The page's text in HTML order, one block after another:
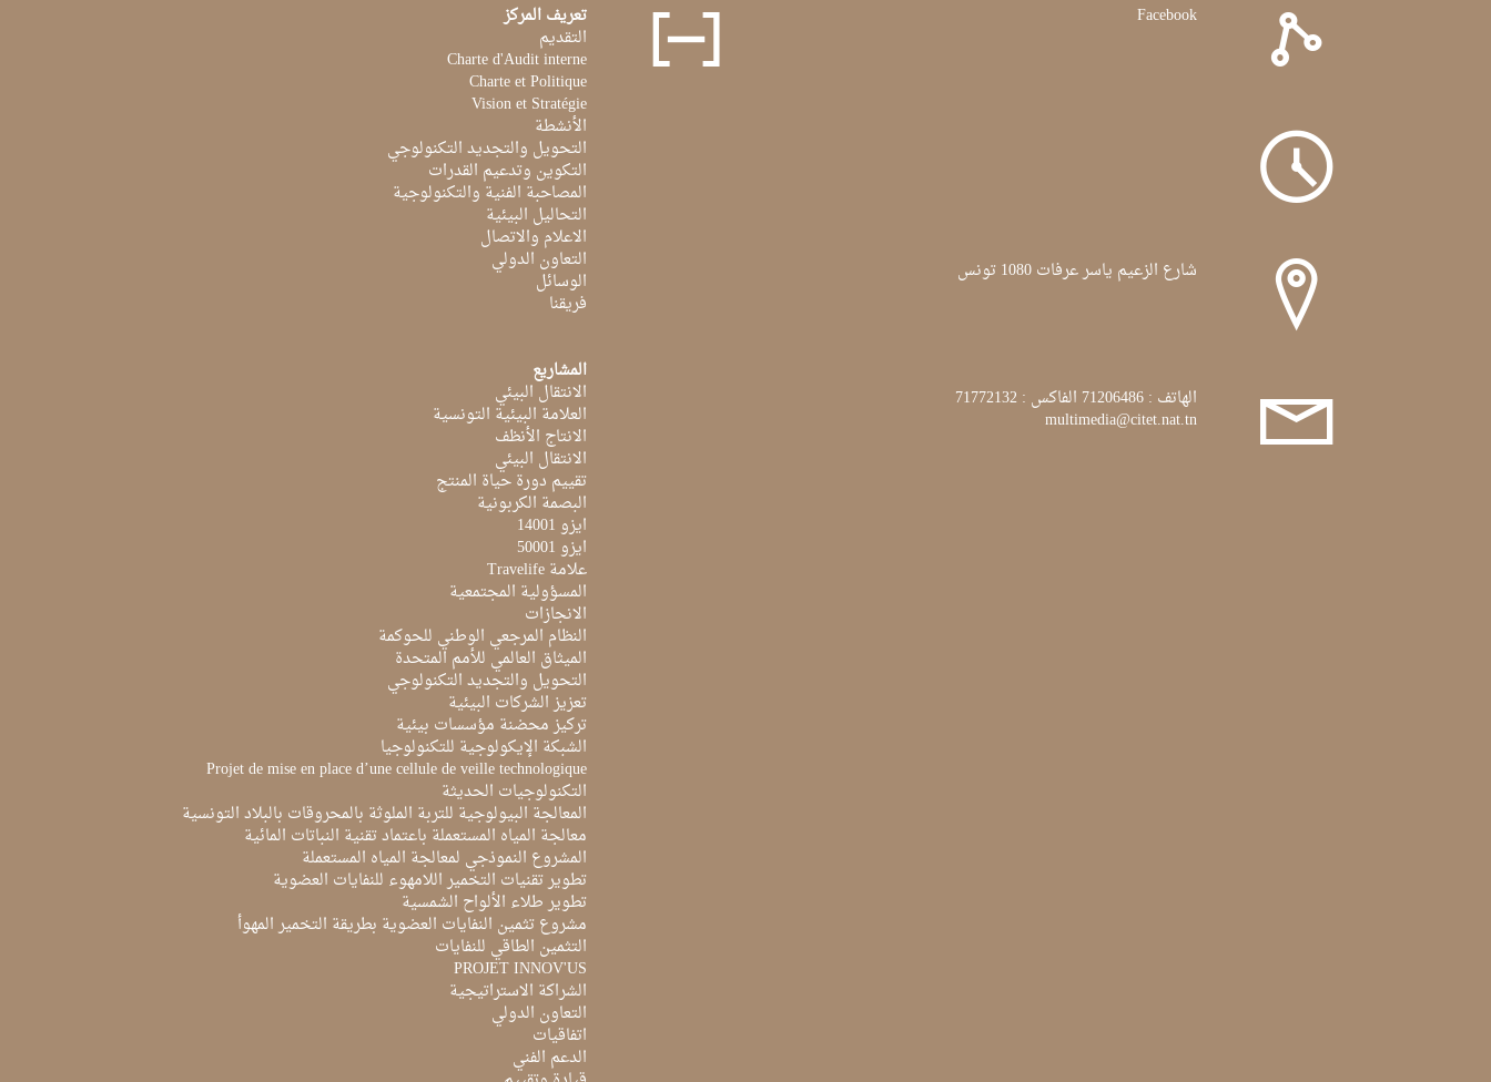
Facebook
شارع الزعيم ياسر عرفات 1080 تونس
الهاتف : 71206486 الفاكس : 71772132
multimedia@citet.nat.tn
تعريف المركز
التقديم
Charte d'Audit interne
Charte et Politique
Vision et Stratégie
الأنشطة
التحويل والتجديد التكنولوجي
التكوين وتدعيم القدرات
المصاحبة الفنية والتكنولوجية
التحاليل البيئية
الاعلام والاتصال
التعاون الدولي
الوسائل
فريقنا
المشاريع
الانتقال البيئي
العلامة البيئية التونسية
الانتاج الأنظف
الانتقال البيئي
تقييم دورة حياة المنتج
البصمة الكربونية
ايزو 14001
ايزو 50001
علامة Travelife
المسؤولية المجتمعية
الانجازات
النظام المرجعي الوطني للحوكمة
الميثاق العالمي للأمم المتحدة
التحويل والتجديد التكنولوجي
تعزيز الشركات البيئية
تركيز محضنة مؤسسات بيئية
الشبكة الإيكولوجية للتكنولوجيا
Projet de mise en place d’une cellule de veille technologique
التكنولوجيات الحديثة
المعالجة البيولوجية للتربة الملوثة بالمحروقات بالبلاد التونسية
معالجة المياه المستعملة باعتماد تقنية النباتات المائية
المشروع النموذجي لمعالجة المياه المستعملة
تطوير تقنيات التخمير اللامهوء للنفايات العضوية
تطوير طلاء الألواح الشمسية
مشروع تثمين النفايات العضوية بطريقة التخمير المهوأ
التثمين الطاقي للنفايات
PROJET INNOV'US
الشراكة الاستراتيجية
التعاون الدولي
اتفاقيات
الدعم الفني